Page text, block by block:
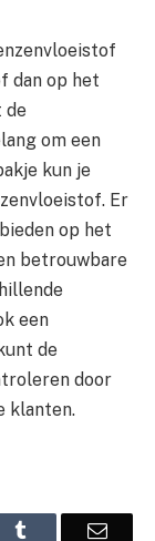
dan op het
de
om een
kun je
Er
op het
betrouwbare
een
de
door
klanten.
Email